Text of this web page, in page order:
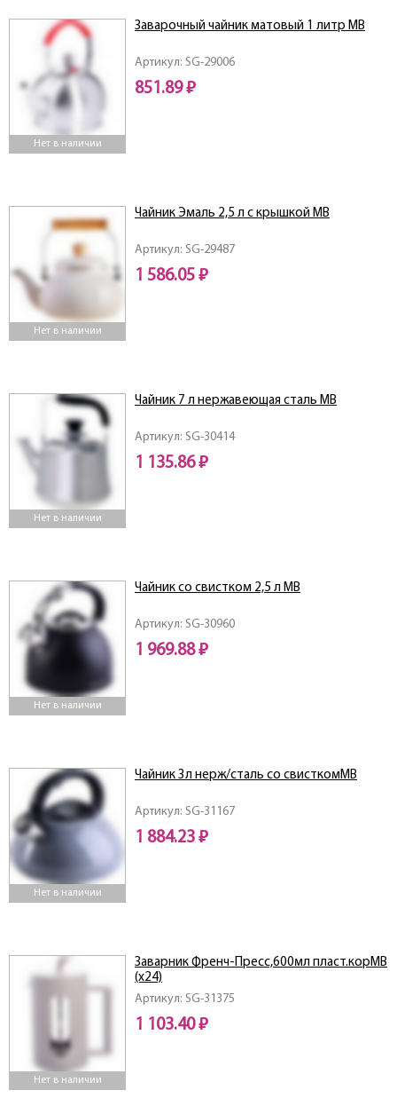
Нет в наличии
Артикул: SG-29006
Заварочный чайник матовый 1 литр MB
851.89 ₽
Нет в наличии
Артикул: SG-29487
Чайник Эмаль 2,5 л с крышкой MB
1 586.05 ₽
Нет в наличии
Артикул: SG-30414
Чайник 7 л нержавеющая сталь MB
1 135.86 ₽
Нет в наличии
Артикул: SG-30960
Чайник со свистком 2,5 л MB
1 969.88 ₽
Нет в наличии
Артикул: SG-31167
Чайник 3л нерж/сталь со свисткомMB
1 884.23 ₽
Нет в наличии
Артикул: SG-31375
Заварник Френч-Пресс,600мл пласт.корMB
(x24)
1 103.40 ₽